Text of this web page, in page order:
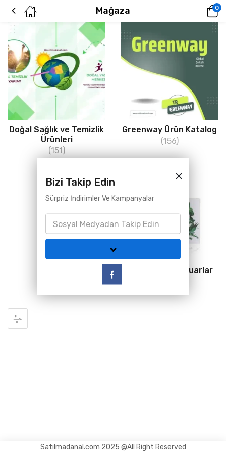
Mağaza 0
Satılmadanal.com 2025 @All Right Reserved
Doğal Sağlık ve Temizlik
Ürünleri
(151)
Greenway Ürün Katalog
(156)
Hediyelik Aksesuarlar
Bizi Takip Edin
Sürpriz İndirimler Ve Kampanyalar